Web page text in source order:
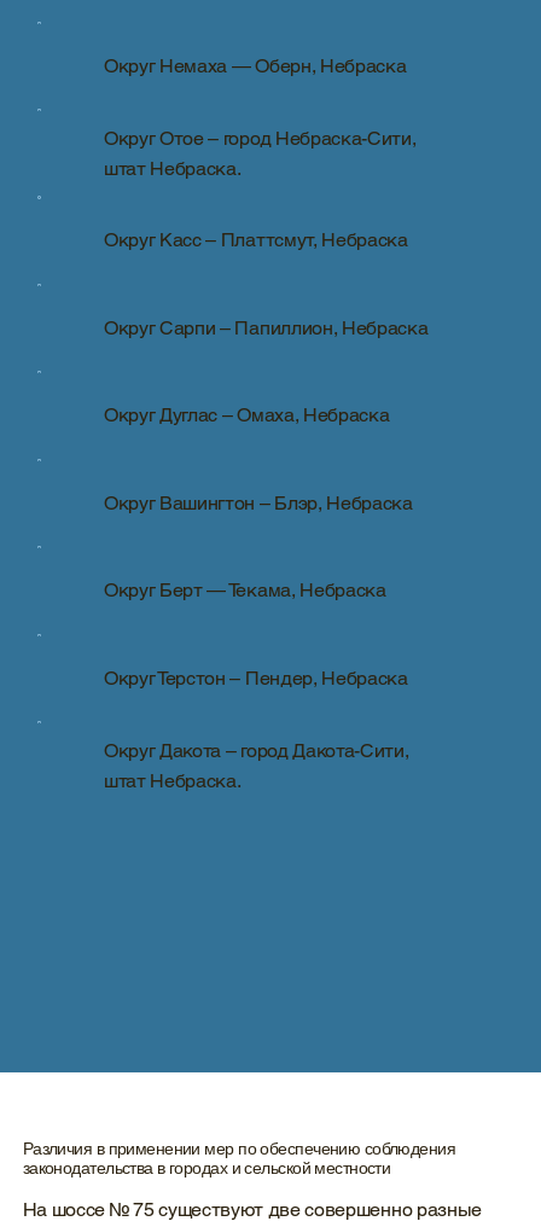
Округ Немаха — Оберн, Небраска
Округ Отое – город Небраска-Сити,
штат Небраска.
Округ Касс – Платтсмут, Небраска
Округ Сарпи – Папиллион, Небраска
Округ Дуглас – Омаха, Небраска
Округ Вашингтон – Блэр, Небраска
Округ Берт — Текама, Небраска
Округ Терстон – Пендер, Небраска
Округ Дакота – город Дакота-Сити,
штат Небраска.
Различия в применении мер по обеспечению соблюдения
законодательства в городах и сельской местности
На шоссе № 75 существуют две совершенно разные